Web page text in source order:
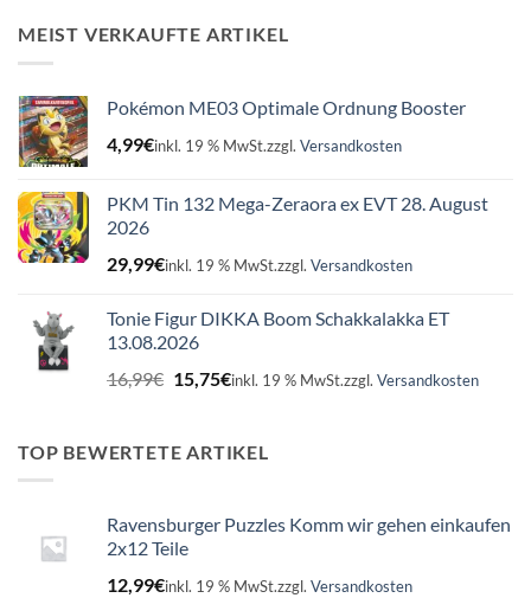
16,99€15,75€.
MEIST VERKAUFTE ARTIKEL
Pokémon ME03 Optimale Ordnung Booster
4,99€inkl. 19 % MwSt.zzgl. Versandkosten
PKM Tin 132 Mega-Zeraora ex EVT 28. August
2026
29,99€inkl. 19 % MwSt.zzgl. Versandkosten
Tonie Figur DIKKA Boom Schakkalakka ET
13.08.2026
16,99€ Ursprünglicher
Preis
16,99€
15,75€Aktueller
15,75€.
inkl. 19 % MwSt.zzgl. Versandkosten
TOP BEWERTETE ARTIKEL
Ravensburger Puzzles Komm wir gehen einkaufen
2x12 Teile
12,99€inkl. 19 % MwSt.zzgl. Versandkosten